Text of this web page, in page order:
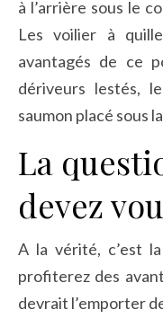
à l’arrière sous le
Les voilier à
avantagés de ce
dériveurs lestés,
saumon placé sous
La
devez
A la vérité, c’est
profiterez des
devrait l’emporter